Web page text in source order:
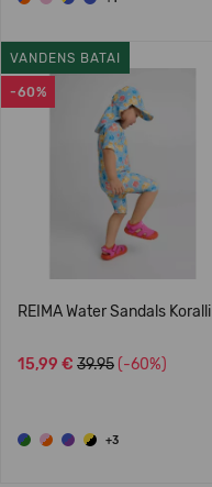
-60%
VANDENS BATAI
REIMA Water Sandals Koralli
15,99 € 39.95 (-60%)
+3